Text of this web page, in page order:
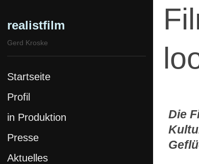
realistfilm
Gerd Kroske
Startseite
Profil
in Produktion
Presse
Aktuelles
Die